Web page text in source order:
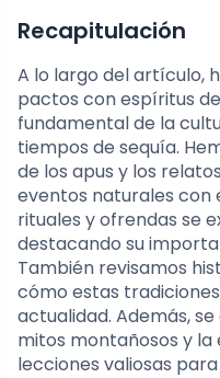
Recapitulación
A lo largo del artículo,
pactos con espíritus
fundamental de la
tiempos de sequía.
de los apus y los
eventos naturales con
rituales y ofrendas se
destacando su
También revisamos
cómo estas
actualidad. Además,
mitos montañosos y
lecciones valiosas